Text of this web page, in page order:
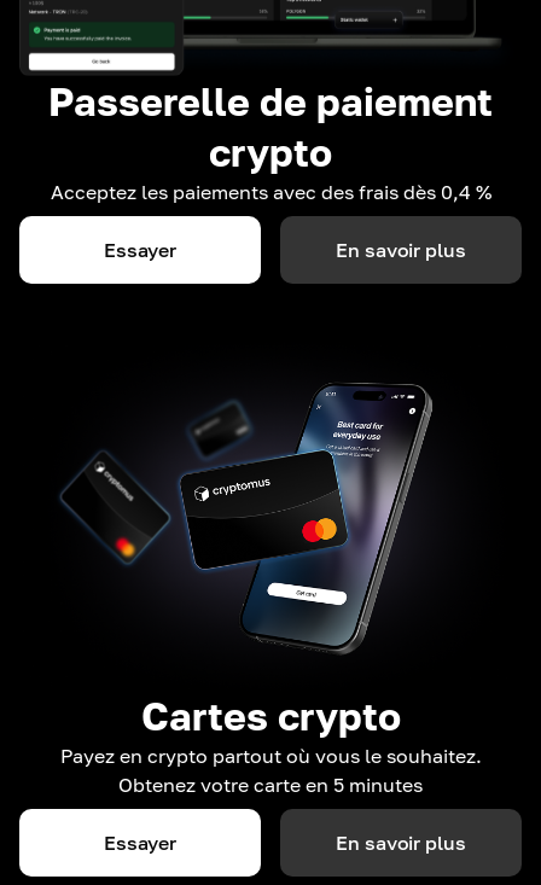
Passerelle de paiement
crypto
Acceptez les paiements avec des frais dès 0,4 %
Essayer En savoir plus
Cartes crypto
Payez en crypto partout où vous le souhaitez.
Obtenez votre carte en 5 minutes
Essayer En savoir plus